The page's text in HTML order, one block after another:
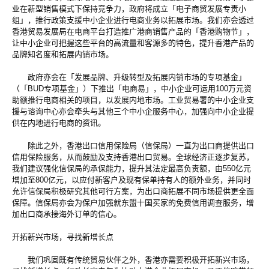
业在新型销售模式下保持竞争力，政府将成立「电子商贸发展专责小
组」，推行政策支援中小企业进行电商业务以拓展市场。我们亦会透过
香港贸易发展局在电商平台打造推广港商销售产品的「香港购物节」，
让中小企业可把握这些平台的高流量和客源多的特色，提升香港产品的
品牌知名度和拓展内销市场。
政府亦会在「发展品牌、升级转型及拓展内销市场的专项基金」
（「BUD专项基金」）下推出「电商易」，中小企业可运用100万元资
助额推行电商相关的项目，以发展内地市场。工业贸易署的中小企业支
援与谘询中心亦会牵头与其他三个中小企服务中心，加强向中小企业提
供在内地进行电商的资讯。
除此之外，香港出口信用保险局（信保局）一直为出口商提供出口
信用保险服务，从而鼓励及支持香港出口贸易。全球经济正逐步复苏，
我们建议强化信保局的承保能力，提升其法定最高负责额，由550亿元
增加至800亿元，以应付新客户及现有保单持有人的额外业务，并同时
允许信保局积极研究其他可行方案，为出口商拓展不同市场提供更全面
保障。信保局亦会为保户加强就东盟十国买家的免费信用调查服务，增
加出口商承接海外订单的信心。
开拓新兴市场，寻找新增长点
我们巩固既有传统贸易伙伴之外，香港亦需要积极开拓新兴市场，